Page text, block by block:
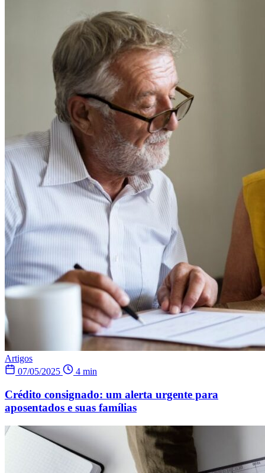
Artigos
07/05/2025
4 min
Crédito consignado: um alerta urgente para
aposentados e suas famílias